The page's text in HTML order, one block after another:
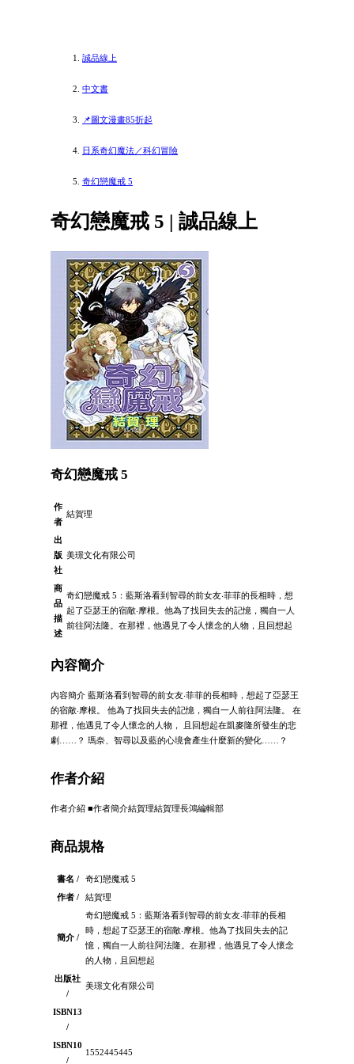
誠品線上
中文書
📌圖文漫畫85折起
日系奇幻魔法／科幻冒險
奇幻戀魔戒 5
奇幻戀魔戒 5 | 誠品線上
奇幻戀魔戒 5
作
者
結賀理
出
版
社
美璟文化有限公司
商
品
描
述
奇幻戀魔戒 5：藍斯洛看到智尋的前女友‧菲菲的長相時，想
起了亞瑟王的宿敵‧摩根。他為了找回失去的記憶，獨自一人
前往阿法隆。在那裡，他遇見了令人懷念的人物，且回想起
內容簡介
內容簡介 藍斯洛看到智尋的前女友‧菲菲的長相時，想起了亞瑟王
的宿敵‧摩根。 他為了找回失去的記憶，獨自一人前往阿法隆。 在
那裡，他遇見了令人懷念的人物， 且回想起在凱麥隆所發生的悲
劇……？ 瑪奈、智尋以及藍的心境會產生什麼新的變化……？
作者介紹
作者介紹 ■作者簡介結賀理結賀理長鴻編輯部
商品規格
書名 /
奇幻戀魔戒 5
作者 /
結賀理
簡介 /
奇幻戀魔戒 5：藍斯洛看到智尋的前女友‧菲菲的長相
時，想起了亞瑟王的宿敵‧摩根。他為了找回失去的記
憶，獨自一人前往阿法隆。在那裡，他遇見了令人懷念
的人物，且回想起
出版社
/
美璟文化有限公司
ISBN13
/
ISBN10
/
1552445445